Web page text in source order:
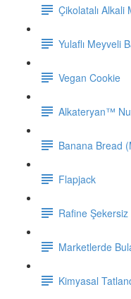
Çikolatalı Alkali
Yulaflı Meyveli
Vegan Cookie
Alkateryan™
Banana Bread
Flapjack
Rafine Şekersiz
Marketlerde
Kimyasal